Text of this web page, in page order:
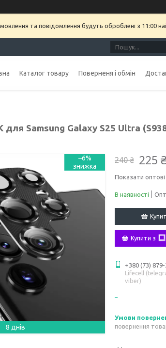
та повідомлення будуть оброблені з 11:00
Каталог товару Поверненя і обмін
для Samsung Galaxy S25 Ultra
–6%
8 днів
240 ₴ 225
Показати оптові
В наявності
Купити з
+380 (73)
Lifecell
viber)
повернення